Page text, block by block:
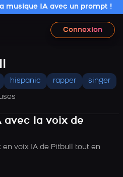
musique IA avec un prompt !
Connexion
hispanic rapper singer
avec la voix de
voix IA de Pitbull tout en